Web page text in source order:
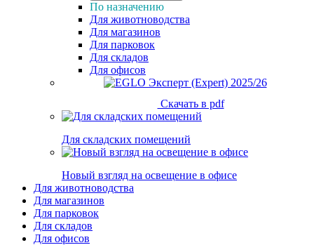
По назначению
Для животноводства
Для магазинов
Для парковок
Для складов
Для офисов
Скачать в pdf
Для складских помещений
Новый взгляд на освещение в офисе
Для животноводства
Для магазинов
Для парковок
Для складов
Для офисов